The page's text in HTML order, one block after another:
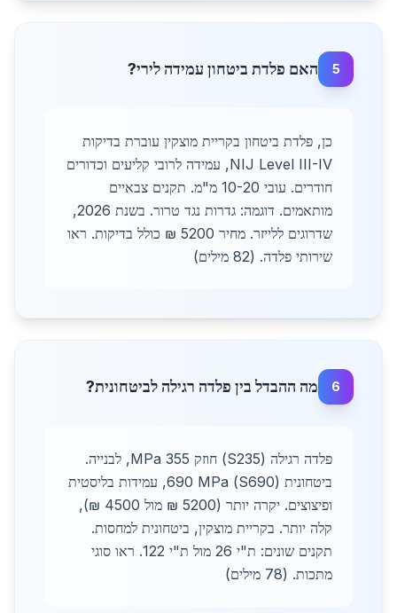
5 האם פלדת ביטחון עמידה לירי?
כן, פלדת ביטחון בקריית מוצקין עוברת בדיקות
NIJ Level III-IV, עמידה לרובי קליעים וכדורים
חודרים. עובי 10-20 מ"מ. תקנים צבאיים
מותאמים. דוגמה: גדרות נגד טרור. בשנת 2026,
שדרוגים ללייזר. מחיר 5200 ₪ כולל בדיקות. ראו
שירותי פלדה. (82 מילים)
6 מה ההבדל בין פלדה רגילה לביטחונית?
פלדה רגילה (S235) חוזק 355 MPa, לבנייה.
ביטחונית (S690) 690 MPa, עמידות בליסטית
ופיצוצים. יקרה יותר (5200 ₪ מול 4500 ₪),
קלה יותר. בקריית מוצקין, ביטחונית למחסות.
תקנים שונים: ת"י 26 מול ת"י 122. ראו סוגי
מתכות. (78 מילים)